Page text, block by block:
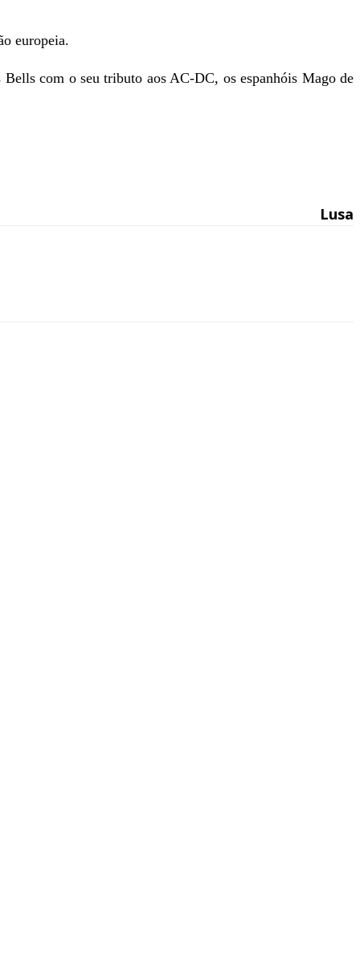
europeia.
com o seu tributo aos AC-DC, os espanhóis Mago de
Lusa